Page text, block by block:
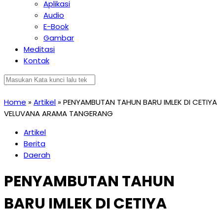
Aplikasi
Audio
E-Book
Gambar
Meditasi
Kontak
Home »Artikel »PENYAMBUTAN TAHUN BARU IMLEK DI CETIYA
VELUVANA ARAMA TANGERANG
Artikel
Berita
Daerah
PENYAMBUTAN TAHUN
BARU IMLEK DI CETIYA